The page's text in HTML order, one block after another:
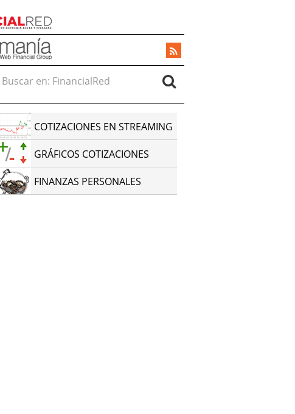
Buscar en:
COTIZACIONES EN STREAMING
GRÁFICOS COTIZACIONES
FINANZAS PERSONALES